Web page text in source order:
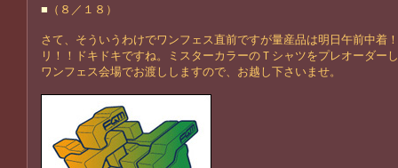
■ （８／１８）
さて、そういうわけでワンフェス直前ですが量産品は明日午前中着
リ！！ドキドキですね。ミスターカラーのＴシャツをプレオーダー
ワンフェス会場でお渡ししますので、お越し下さいませ。